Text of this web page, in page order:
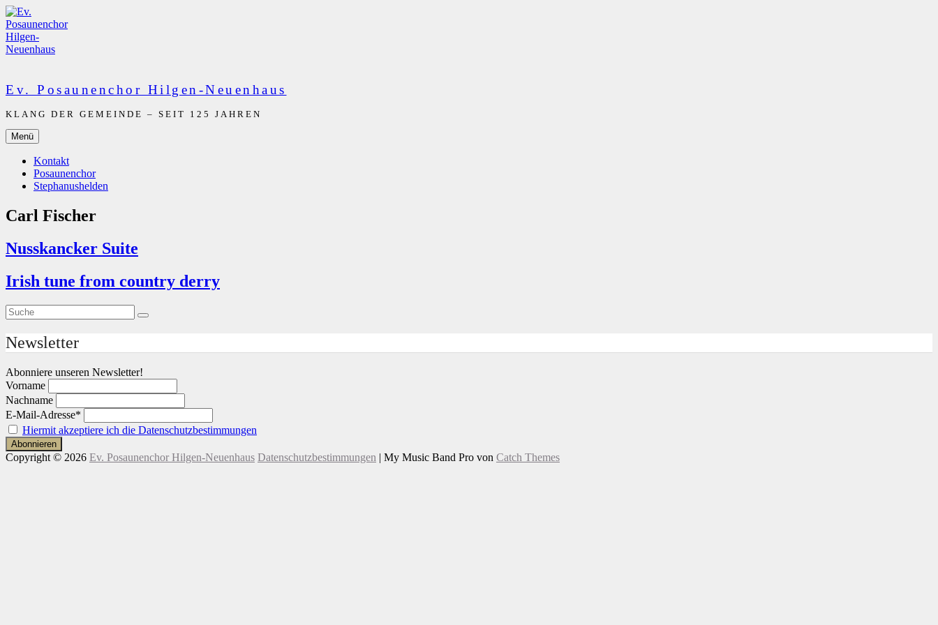
Zum
Inhalt
springen
Ev. Posaunenchor Hilgen-Neuenhaus
KLANG DER GEMEINDE – SEIT 125 JAHREN
Menü
Kontakt
Posaunenchor
Stephanushelden
Carl Fischer
Nusskancker Suite
Irish tune from country derry
Suche
nach:
Suche
Newsletter
Abonniere unseren Newsletter!
Vorname
Nachname
E-Mail-Adresse*
Hiermit akzeptiere ich die Datenschutzbestimmungen
Copyright © 2026 Ev. Posaunenchor Hilgen-Neuenhaus Datenschutzbestimmungen | My Music Band Pro von Catch Themes